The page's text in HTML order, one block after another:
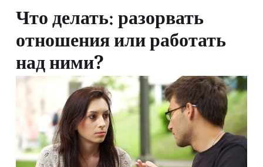
Что делать: разорвать
отношения или работать
над ними?